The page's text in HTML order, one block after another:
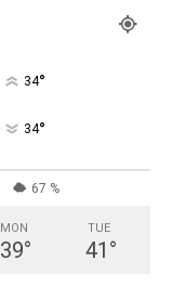
34°
34°
67 %
MON
39°
TUE
41 °